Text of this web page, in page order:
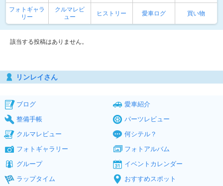
フォトギャラ
リー
クルマレビ
ュー
ヒストリー 愛車ログ 買い物
該当する投稿はありません。
リンレイさん
ブログ
愛車紹介
整備手帳
パーツレビュー
クルマレビュー
何シテル？
フォトギャラリー
フォトアルバム
グループ
イベントカレンダー
ラップタイム
おすすめスポット